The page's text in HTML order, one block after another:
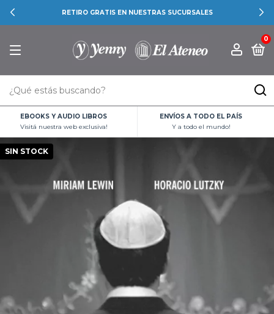
RETIRO GRATIS EN NUESTRAS SUCURSALES
0
EBOOKS Y AUDIO LIBROS
Visitá nuestra web exclusiva!
ENVÍOS A TODO EL PAÍS
Y a todo el mundo!
SIN STOCK